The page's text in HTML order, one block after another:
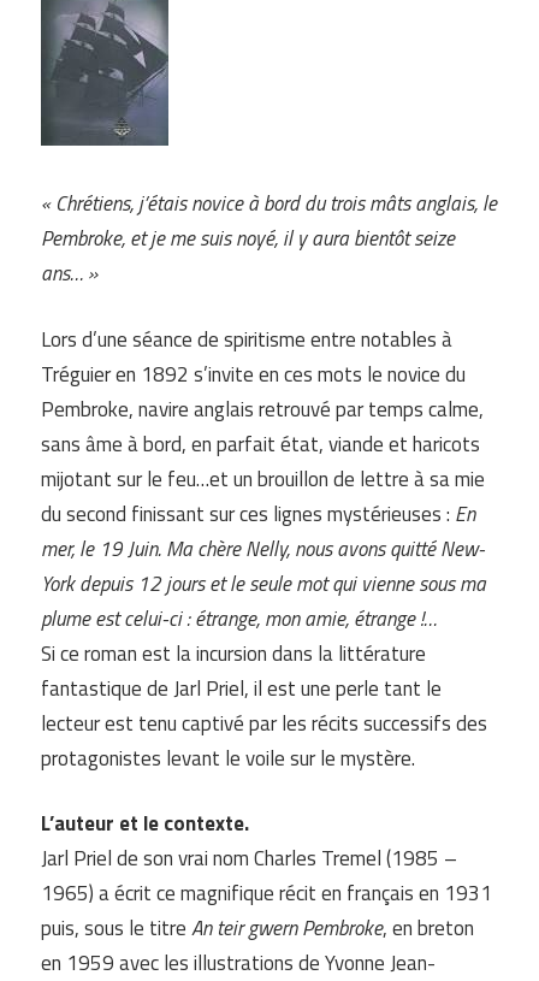
« Chrétiens, j’étais novice à bord du trois mâts anglais, le
Pembroke, et je me suis noyé, il y aura bientôt seize
ans… »
Lors d’une séance de spiritisme entre notables à
Tréguier en 1892 s’invite en ces mots le novice du
Pembroke, navire anglais retrouvé par temps calme,
sans âme à bord, en parfait état, viande et haricots
mijotant sur le feu…et un brouillon de lettre à sa mie
du second finissant sur ces lignes mystérieuses : En
mer, le 19 Juin. Ma chère Nelly, nous avons quitté New-
York depuis 12 jours et le seule mot qui vienne sous ma
plume est celui-ci : étrange, mon amie, étrange !…
Si ce roman est la incursion dans la littérature
fantastique de Jarl Priel, il est une perle tant le
lecteur est tenu captivé par les récits successifs des
protagonistes levant le voile sur le mystère.
L’auteur et le contexte.
Jarl Priel de son vrai nom Charles Tremel (1985 –
1965) a écrit ce magnifique récit en français en 1931
puis, sous le titreAn teir gwern Pembroke, en breton
en 1959 avec les illustrations de Yvonne Jean-